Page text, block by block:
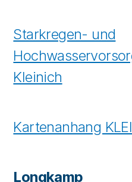
Starkregen- und
Kleinich
Kartenanhang
Longkamp